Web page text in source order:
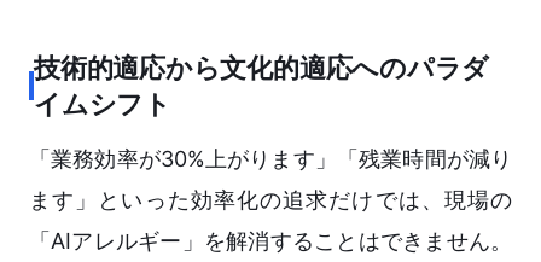
技術的適応から文化的適応へのパラダ
イムシフト
「業務効率が30%上がります」「残業時間が減り
ます」といった効率化の追求だけでは、現場の
「AIアレルギー」を解消することはできません。